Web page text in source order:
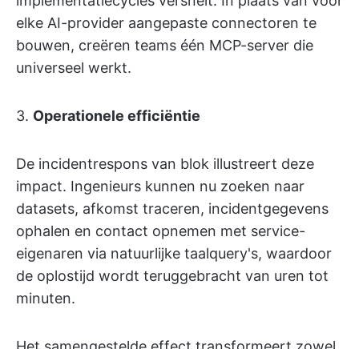
elke AI-provider aangepaste connectoren te
bouwen, creëren teams één MCP-server die
universeel werkt.
3. Operationele efficiëntie
De incidentrespons van blok illustreert deze
impact. Ingenieurs kunnen nu zoeken naar
datasets, afkomst traceren, incidentgegevens
ophalen en contact opnemen met service-
eigenaren via natuurlijke taalquery's, waardoor
de oplostijd wordt teruggebracht van uren tot
minuten.